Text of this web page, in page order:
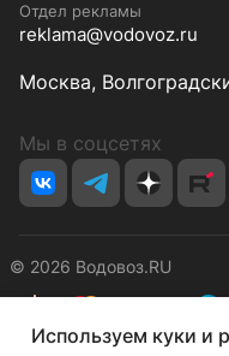
Отдел рекламы
reklama@vodovoz.ru
Москва,
Мы в соцсетях
© 2026 Водовоз.RU
Конфиденциальность
Используем куки и